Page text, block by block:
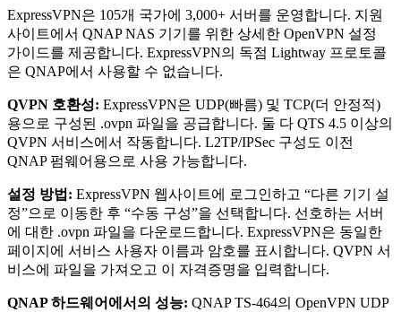
ExpressVPN은 105개 국가에 3,000+ 서버를 운영합니다. 지원
사이트에서 QNAP NAS 기기를 위한 상세한 OpenVPN 설정
가이드를 제공합니다. ExpressVPN의 독점 Lightway 프로토콜
은 QNAP에서 사용할 수 없습니다.
QVPN 호환성: ExpressVPN은 UDP(빠름) 및 TCP(더 안정적)
용으로 구성된 .ovpn 파일을 공급합니다. 둘 다 QTS 4.5 이상의
QVPN 서비스에서 작동합니다. L2TP/IPSec 구성도 이전
QNAP 펌웨어용으로 사용 가능합니다.
설정 방법: ExpressVPN 웹사이트에 로그인하고 “다른 기기 설
정”으로 이동한 후 “수동 구성”을 선택합니다. 선호하는 서버
에 대한 .ovpn 파일을 다운로드합니다. ExpressVPN은 동일한
페이지에 서비스 사용자 이름과 암호를 표시합니다. QVPN 서
비스에 파일을 가져오고 이 자격증명을 입력합니다.
QNAP 하드웨어에서의 성능: QNAP TS-464의 OpenVPN UDP